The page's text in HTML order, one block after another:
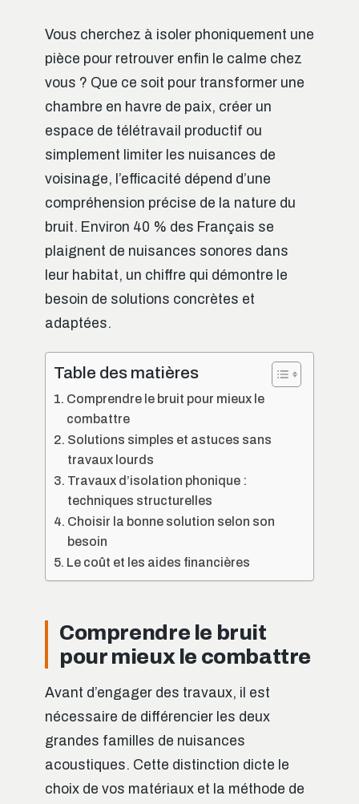
Vous cherchez à isoler phoniquement une
pièce pour retrouver enfin le calme chez
vous ? Que ce soit pour transformer une
chambre en havre de paix, créer un
espace de télétravail productif ou
simplement limiter les nuisances de
voisinage, l’efficacité dépend d’une
compréhension précise de la nature du
bruit. Environ 40 % des Français se
plaignent de nuisances sonores dans
leur habitat, un chiffre qui démontre le
besoin de solutions concrètes et
adaptées.
Table des matières
Comprendre le bruit pour mieux le
combattre
Solutions simples et astuces sans
travaux lourds
Travaux d’isolation phonique :
techniques structurelles
Choisir la bonne solution selon son
besoin
Le coût et les aides financières
Comprendre le bruit
pour mieux le combattre
Avant d’engager des travaux, il est
nécessaire de différencier les deux
grandes familles de nuisances
acoustiques. Cette distinction dicte le
choix de vos matériaux et la méthode de